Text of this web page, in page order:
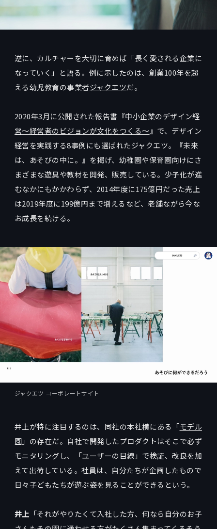
逆に、カルチャーを大切に育めば「長く愛される企業に
なっていく」と語る。例に示したのは、創業100年を超
える幼児教育の事業者ジャクエツだ。
2020年3月に公開された報告書『中小企業のデザイン経
営〜経営者のビジョンが文化をつくる〜』で、デザイン
経営を実践する8事例にも選ばれたジャクエツ。『未来
は、あそびの中に。』を掲げ、幼稚園や保育園向けにさ
まざまな遊具や教材を開発、販売している。少子化が進
むなかにもかかわらず、2014年度に175億円だった売上
は2019年度に199億円まで増えるなど、老舗ながら今な
お成長を続ける。
ジャクエツ コーポレートサイト
井上が特に注目するのは、同社の本社横にある「モデル
園」の存在だ。自社で開発したプロダクトはそこで必ず
モニタリングし、「ユーザーの目線」で検証、改良を加
えて出荷している。社員は、自分たちが企画したもので
日々子どもたちが遊ぶ姿を見ることができるという。
井上 「それがやりたくて入社した方、何なら自分のお子